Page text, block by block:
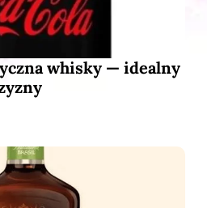
whisky — idealny